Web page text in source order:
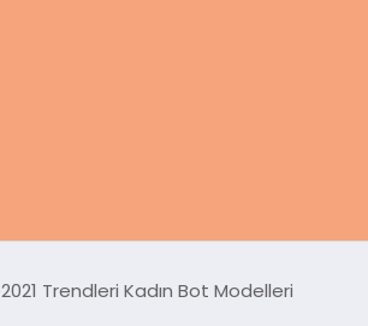
2021 Trendleri Kadın Bot Modelleri